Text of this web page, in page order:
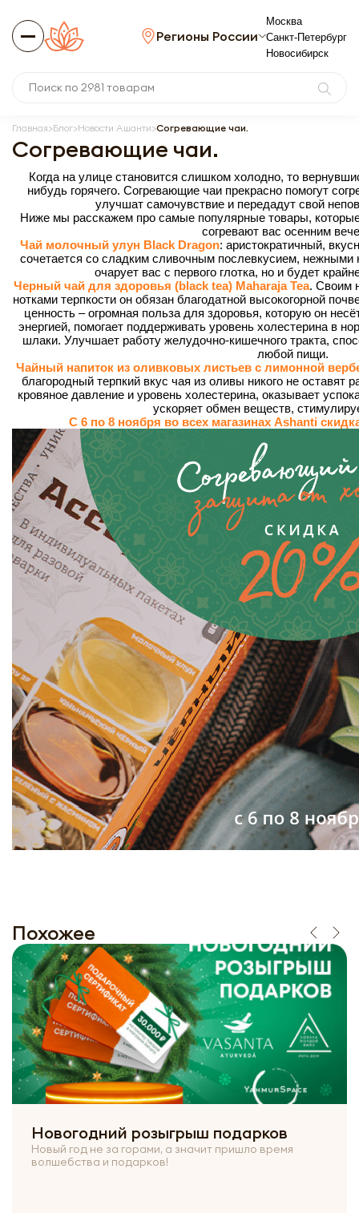
Регионы России
Москва
Санкт-Петербург
Новосибирск
Главная Блог Новости Ашанти Согревающие чаи.
Согревающие чаи.
Когда на улице становится слишком холодно, то
нибудь горячего. Согревающие чаи прекрасно помогут
улучшат самочувствие и передадут свой
Ниже мы расскажем про самые популярные товары,
согревают вас осенним
Чай молочный улун Black Dragon: аристократичный,
сочетается со сладким сливочным послевкусием,
очарует вас с первого глотка, но и будет
Черный чай для здоровья (black tea) Maharaja Tea. Своим
нотками терпкости он обязан благодатной высокогорной
ценность – огромная польза для здоровья, которую он
энергией, помогает поддерживать уровень холестерина в
шлаки. Улучшает работу желудочно-кишечного тракта,
любой пищи.
Чайный напиток из оливковых листьев с лимонной
благородный терпкий вкус чая из оливы никого не оставят
кровяное давление и уровень холестерина, оказывает
ускоряет обмен веществ,
С 6 по 8 ноября во всех магазинах Ashanti
Похожее
Новогодний розыгрыш подарков
Новый год не за горами, а значит пришло время
волшебства и подарков!